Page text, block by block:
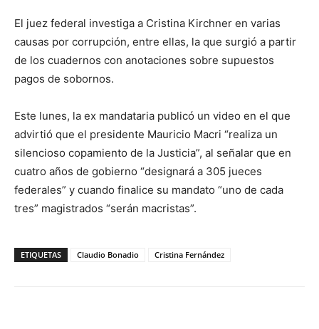
El juez federal investiga a Cristina Kirchner en varias
causas por corrupción, entre ellas, la que surgió a partir
de los cuadernos con anotaciones sobre supuestos
pagos de sobornos.
Este lunes, la ex mandataria publicó un video en el que
advirtió que el presidente Mauricio Macri “realiza un
silencioso copamiento de la Justicia”, al señalar que en
cuatro años de gobierno “designará a 305 jueces
federales” y cuando finalice su mandato “uno de cada
tres” magistrados “serán macristas”.
ETIQUETAS Claudio Bonadio Cristina Fernández